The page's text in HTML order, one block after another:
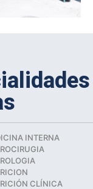
INTERNA
CLÍNICA